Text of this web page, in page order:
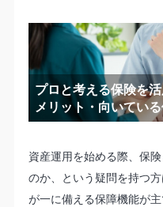
プロと考える保険を
メリット・向いてい
資産運用を始める際、保
のか、という疑問を持つ
が一に備える保障機能が